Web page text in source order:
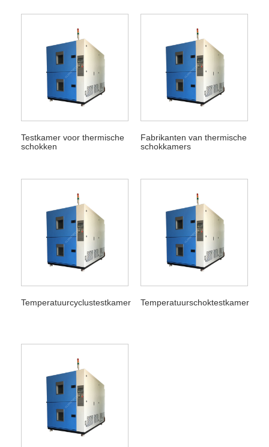
Testkamer voor thermische
schokken
Fabrikanten van thermische
schokkamers
Temperatuurcyclustestkamer Temperatuurschoktestkamer